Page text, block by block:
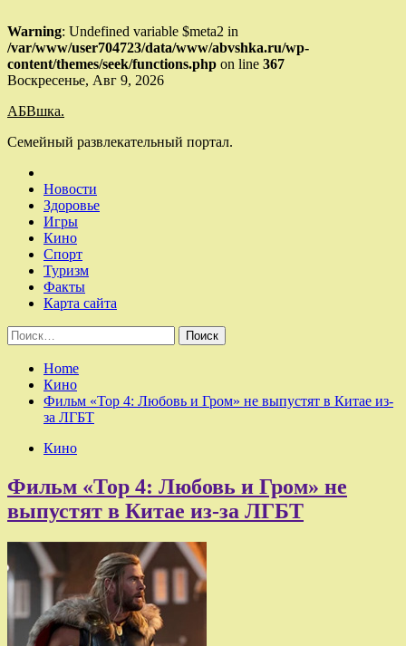
Warning: Undefined variable $meta2 in
/var/www/user704723/data/www/abvshka.ru/wp-
content/themes/seek/functions.php on line 367
Skip
content
Воскресенье, Авг 9, 2026
АБВшка.
Семейный развлекательный портал.
Новости
Здоровье
Игры
Кино
Спорт
Туризм
Факты
Карта сайта
Найти:
Home
Кино
Фильм «Тор 4: Любовь и Гром» не выпустят в Китае из-
за ЛГБТ
Кино
Фильм «Тор 4: Любовь и Гром» не
выпустят в Китае из-за ЛГБТ